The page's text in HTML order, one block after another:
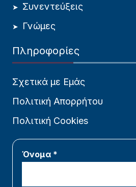
Συνεντεύξεις
Γνώμες
Πληροφορίες
Σχετικά με Εμάς
Πολιτική Απορρήτου
Πολιτική Cookies
Όνομα *